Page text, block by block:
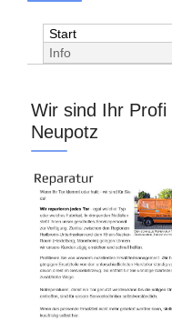
Start
Info
Wir sind Ihr Profi
Neupotz